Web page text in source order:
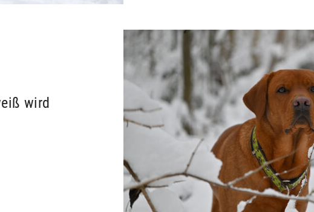
Show larger version
wird